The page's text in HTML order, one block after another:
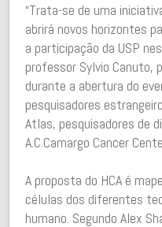
“Trata-se de uma
abrirá novos horizontes
a participação da USP
professor Sylvio Canuto,
durante a abertura do
pesquisadores
Atlas, pesquisadores de
A.C.Camargo Cancer
A proposta do HCA é
células dos diferentes
humano. Segundo Alex